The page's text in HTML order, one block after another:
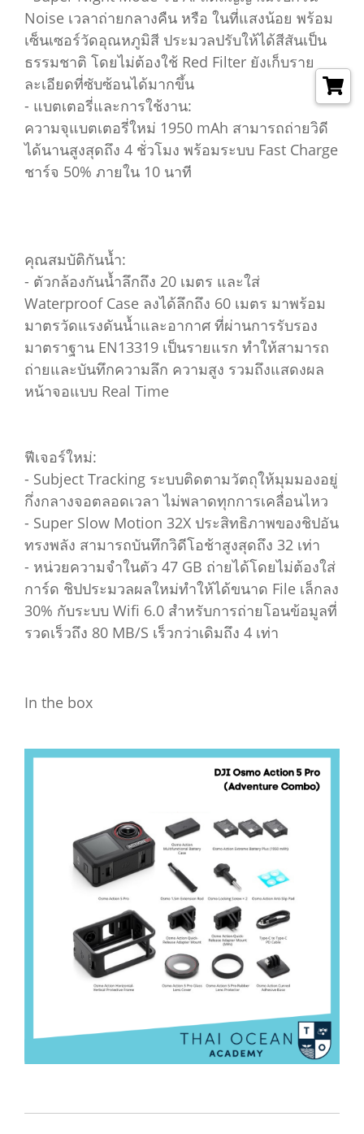
Noise เวลาถ่ายกลางคืน หรือ ในที่แสงน้อย พร้อม
เซ็นเซอร์วัดอุณหภูมิสี ประมวลปรับให้ได้สีสันเป็น
ธรรมชาติ โดยไม่ต้องใช้ Red Filter ยังเก็บราย
ละเอียดที่ซับซ้อนได้มากขึ้น
- แบตเตอรี่และการใช้งาน:
ความจุแบตเตอรี่ใหม่ 1950 mAh สามารถถ่ายวิดี
ได้นานสูงสุดถึง 4 ชั่วโมง พร้อมระบบ Fast Charge
ชาร์จ 50% ภายใน 10 นาที
คุณสมบัติกันน้ำ:
- ตัวกล้องกันน้ำลึกถึง 20 เมตร และใส่
Waterproof Case ลงได้ลึกถึง 60 เมตร มาพร้อม
มาตรวัดแรงดันน้ำและอากาศ ที่ผ่านการรับรอง
มาตราฐาน EN13319 เป็นรายแรก ทำให้สามารถ
ถ่ายและบันทึกความลึก ความสูง รวมถึงแสดงผล
หน้าจอแบบ Real Time
ฟีเจอร์ใหม่:
- Subject Tracking ระบบติดตามวัตถุให้มุมมองอยู่
กึ่งกลางจอตลอดเวลา ไม่พลาดทุกการเคลื่อนไหว
- Super Slow Motion 32X ประสิทธิภาพของชิปอัน
ทรงพลัง สามารถบันทึกวิดีโอช้าสูงสุดถึง 32 เท่า
- หน่วยความจำในตัว 47 GB ถ่ายได้โดยไม่ต้องใส่
การ์ด ชิปประมวลผลใหม่ทำให้ได้ขนาด File เล็กลง
30% กับระบบ Wifi 6.0 สำหรับการถ่ายโอนข้อมูลที่
รวดเร็วถึง 80 MB/S เร็วกว่าเดิมถึง 4 เท่า
In the box